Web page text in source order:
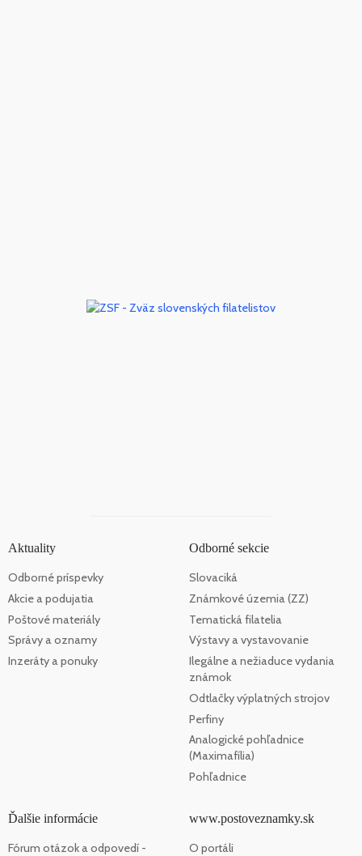
Aktuality
Odborné príspevky
Akcie a podujatia
Poštové materiály
Správy a oznamy
Inzeráty a ponuky
Odborné sekcie
Slovaciká
Známkové územia (ZZ)
Tematická filatelia
Výstavy a vystavovanie
Ilegálne a nežiaduce vydania
známok
Odtlačky výplatných strojov
Perfiny
Analogické pohľadnice
(Maximafília)
Pohľadnice
Ďalšie informácie
Fórum otázok a odpovedí -
www.postoveznamky.sk
O portáli